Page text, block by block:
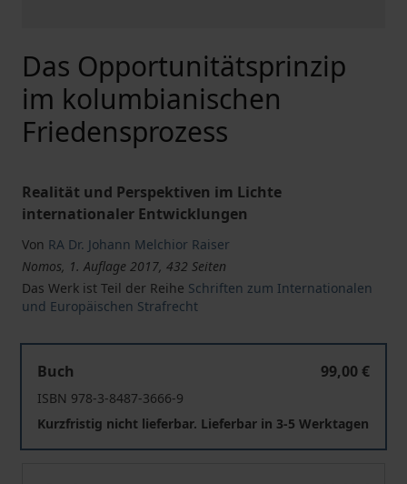
Das Opportunitätsprinzip
im kolumbianischen
Friedensprozess
Realität und Perspektiven im Lichte
internationaler Entwicklungen
Von RA Dr. Johann Melchior Raiser
Nomos, 1. Auflage 2017, 432 Seiten
Das Werk ist Teil der Reihe Schriften zum Internationalen
und Europäischen Strafrecht
Buch
99,00 €
ISBN 978-3-8487-3666-9
Kurzfristig nicht lieferbar. Lieferbar in 3-5 Werktagen